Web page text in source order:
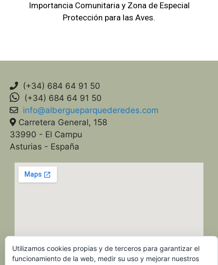
Importancia Comunitaria y Zona de Especial
Protección para las Aves.
(+34) 684 64 91 50
(+34) 684 64 91 50
info@albergueparquederedes.com
Carretera General, 158
33990 - El Campu
Asturias - España
Utilizamos cookies propias y de terceros para garantizar el
funcionamiento de la web, medir su uso y mejorar nuestros